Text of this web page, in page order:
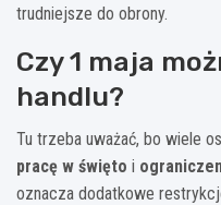
trudniejsze do obrony.
Czy 1 maja
handlu?
Tu trzeba uważać, bo wiele
pracę w święto i
oznacza dodatkowe